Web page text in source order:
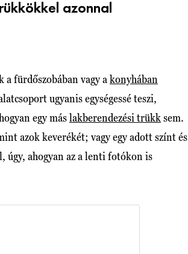
azonnal
a fürdőszobában vagy a konyhában
ugyanis egységessé teszi,
egy máslakberendezési trükksem.
azok keverékét; vagy egy adott színt és
úgy, ahogyan az a lenti fotókon is